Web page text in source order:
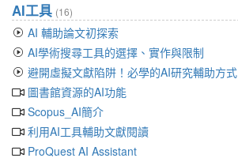
AI工具 (16)
AI 輔助論文初探索
AI學術搜尋工具的選擇、實作與限制
避開虛擬文獻陷阱！必學的AI研究輔助方式
圖書館資源的AI功能
Scopus_AI簡介
利用AI工具輔助文獻閱讀
ProQuest AI Assistant